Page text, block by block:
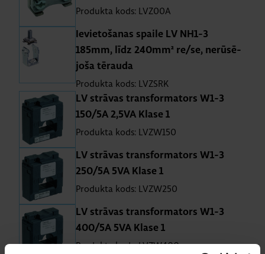
Produkta kods: LVZ00A
Ie­vie­to­ša­nas spaile LV NH1-3
185mm, līdz 240mm² re/se, ne­rū­sē­
joša tē­rauda
Produkta kods: LVZSRK
LV strā­vas transfor­ma­tors W1-3
150/5A 2,5VA Klase 1
Produkta kods: LVZW150
LV strā­vas transfor­ma­tors W1-3
250/5A 5VA Klase 1
Produkta kods: LVZW250
LV strā­vas transfor­ma­tors W1-3
400/5A 5VA Klase 1
Produkta kods: LVZW400